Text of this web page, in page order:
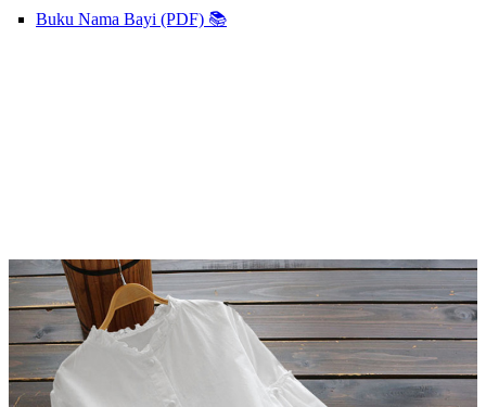
Buku Nama Bayi (PDF) 📚